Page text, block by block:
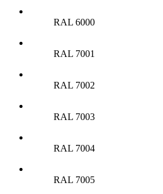
RAL 6000
RAL 7001
RAL 7002
RAL 7003
RAL 7004
RAL 7005